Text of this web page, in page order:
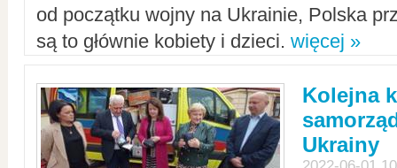
od początku wojny na Ukrainie, Polska
są to głównie kobiety i dzieci. więcej »
Kolejna
Ukrainy